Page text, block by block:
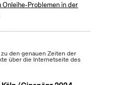
Onleihe-Problemen in der
den genauen Zeiten der
über die Internetseite des